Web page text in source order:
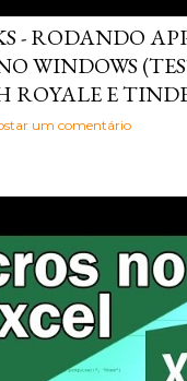
- RODANDO
WINDOWS
ROYALE E
um comentário